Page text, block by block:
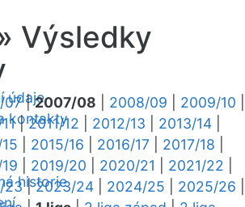
údaje
kontakty
historie
Výsledky
07|2007/08 2008/09 2009/10
|2011/12 2012/13 2013/14
2015/16 2016/17 2017/18
2019/20 2020/21 2021/22
23|2023/24 2024/25 2025/26